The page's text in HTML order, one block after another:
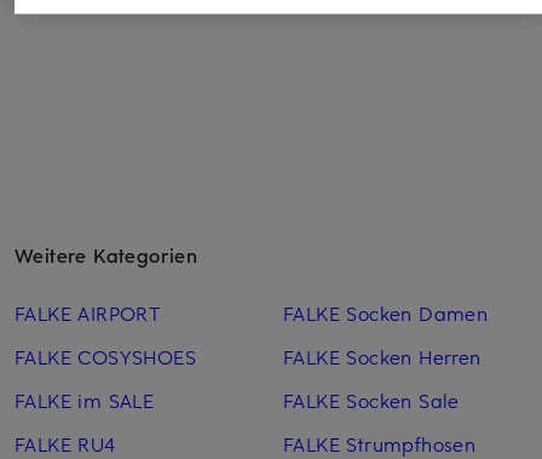
Weitere Kategorien
FALKE AIRPORT
FALKE COSYSHOES
FALKE im SALE
FALKE RU4
FALKE Socken Damen
FALKE Socken Herren
FALKE Socken Sale
FALKE Strumpfhosen